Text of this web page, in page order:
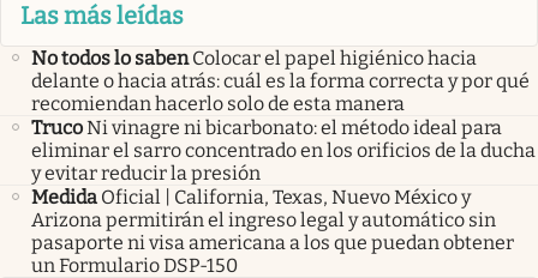
Las más leídas
No todos lo saben Colocar el papel higiénico hacia
delante o hacia atrás: cuál es la forma correcta y por qué
recomiendan hacerlo solo de esta manera
TrucoNi vinagre ni bicarbonato: el método ideal para
eliminar el sarro concentrado en los orificios de la ducha
y evitar reducir la presión
Medida Oficial | California, Texas, Nuevo México y
Arizona permitirán el ingreso legal y automático sin
pasaporte ni visa americana a los que puedan obtener
un Formulario DSP-150